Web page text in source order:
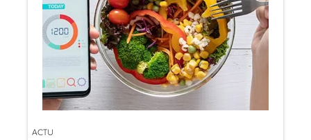
ACTU